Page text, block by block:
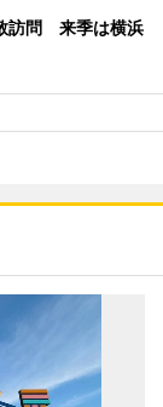
訪問 来季は横浜